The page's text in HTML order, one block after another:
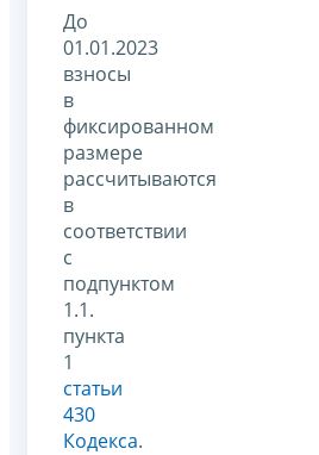
До
01.01.2023
взносы
в
фиксированном
размере
рассчитываются
в
соответствии
с
подпунктом
1.1.
пункта
1
статьи
430
Кодекса.